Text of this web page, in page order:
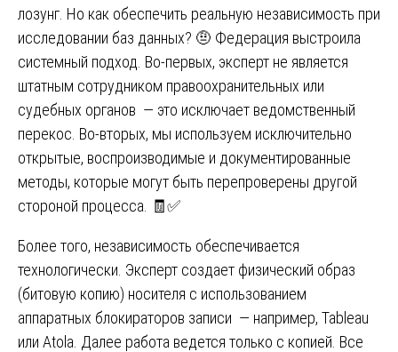
лозунг. Но как обеспечить реальную независимость при
исследовании баз данных? 🤨 Федерация выстроила
системный подход. Во-первых, эксперт не является
штатным сотрудником правоохранительных или
судебных органов — это исключает ведомственный
перекос. Во-вторых, мы используем исключительно
открытые, воспроизводимые и документированные
методы, которые могут быть перепроверены другой
стороной процесса. 🧾✅
Более того, независимость обеспечивается
технологически. Эксперт создает физический образ
(битовую копию) носителя с использованием
аппаратных блокираторов записи — например, Tableau
или Atola. Далее работа ведется только с копией. Все